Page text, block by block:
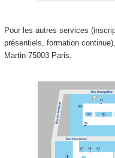
Pour les autres services
présentiels, formation
Martin 75003 Paris.